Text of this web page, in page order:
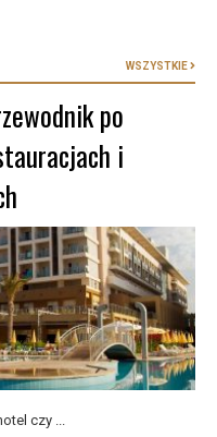
WSZYSTKIE
po
i
czy ...